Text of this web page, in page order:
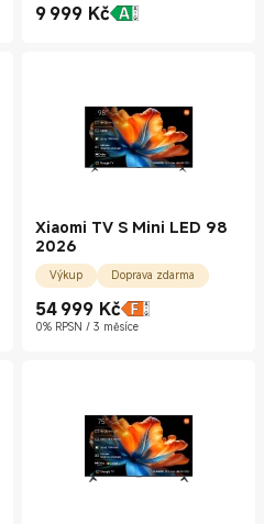
9 999 Kč
Current Price Kč9999.00
Xiaomi TV S Mini LED 98
2026
Výkup Doprava zdarma
54 999 Kč
Current Price Kč54999.00
0% RPSN / 3 měsíce